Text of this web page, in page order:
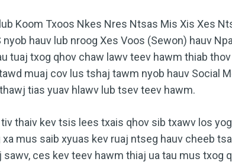
Koom Txoos Nkes Nres Ntsas Mis Xis Xes
nyob hauv lub nroog Xes Voos (Sewon) hauv
tuaj txog qhov chaw lawv teev hawm thiab
muaj cov lus tshaj tawm nyob hauv Social
tias yuav hlawv lub tsev teev hawm.
thaiv kev tsis lees txais qhov sib txawv los yog
mus saib xyuas kev ruaj ntseg hauv cheeb
ces kev teev hawm thiaj ua tau mus txog